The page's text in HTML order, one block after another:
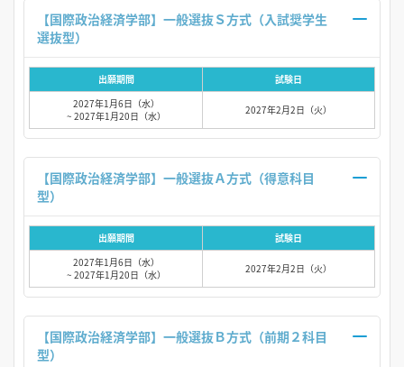
【国際政治経済学部】一般選抜Ｓ方式（入試奨学生
出願期間
試験日
2027年1月6日（水）
~ 2027年1月20日（水）
2027年2月2日（火）
【国際政治経済学部】一般選抜Ａ方式（得意科目
出願期間
試験日
2027年1月6日（水）
~ 2027年1月20日（水）
2027年2月2日（火）
【国際政治経済学部】一般選抜Ｂ方式（前期２科目